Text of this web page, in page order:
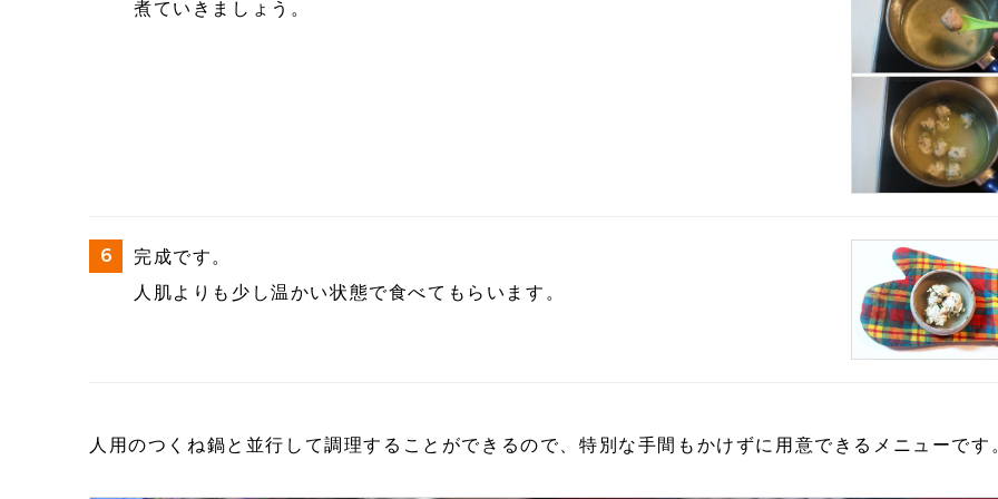
煮ていきましょう。
完成です。
人肌よりも少し温かい状態で食べてもらいます。
人用のつくね鍋と並行して調理することができるので、特別な手間もかけずに用意できるメニューです